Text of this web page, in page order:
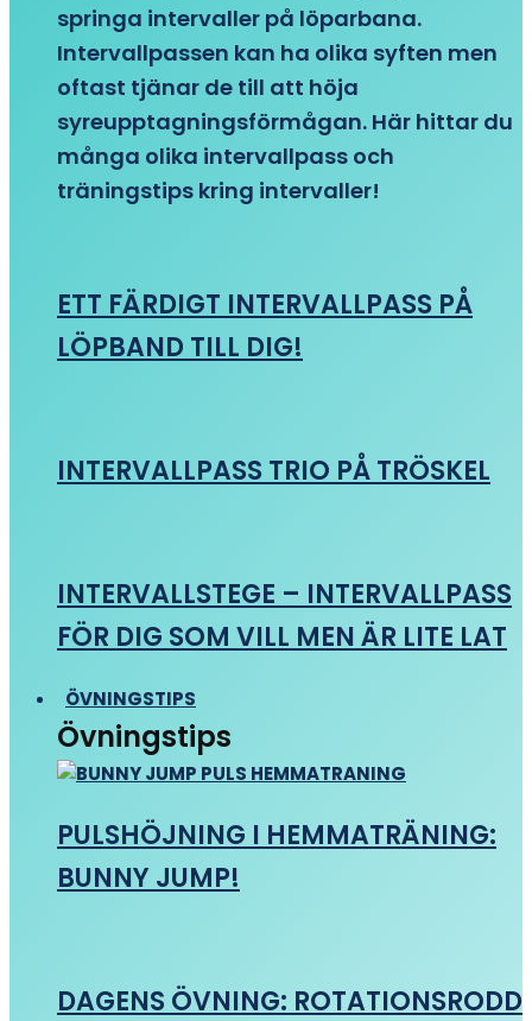
springa intervaller på löparbana.
Intervallpassen kan ha olika syften men
oftast tjänar de till att höja
syreupptagningsförmågan. Här hittar du
många olika intervallpass och
träningstips kring intervaller!
ETT FÄRDIGT INTERVALLPASS PÅ
LÖPBAND TILL DIG!
INTERVALLPASS TRIO PÅ TRÖSKEL
INTERVALLSTEGE – INTERVALLPASS
FÖR DIG SOM VILL MEN ÄR LITE LAT
ÖVNINGSTIPS
Övningstips
PULSHÖJNING I HEMMATRÄNING:
BUNNY JUMP!
DAGENS ÖVNING: ROTATIONSRODD